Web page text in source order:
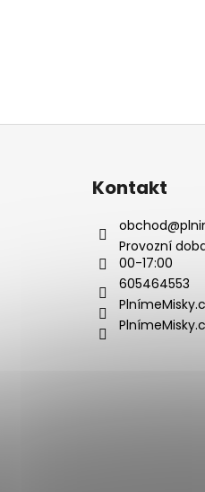
Z
Kontakt
obchod@
Provozní
00-17:00
605464553